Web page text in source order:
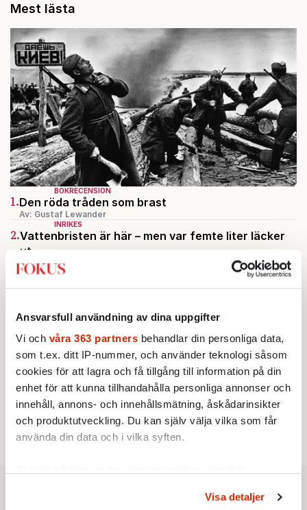
Ansvarsfull användning av dina uppgifter
Vi och våra 363 partners behandlar din personliga data,
som t.ex. ditt IP-nummer, och använder teknologi såsom
cookies för att lagra och få tillgång till information på din
enhet för att kunna tillhandahålla personliga annonser och
innehåll, annons- och innehållsmätning, åskådarinsikter
och produktutveckling. Du kan själv välja vilka som får
använda din data och i vilka syften.
Du kan ändra eller dra tillbaka ditt samtycke när som
Visa detaljer
Mest lästa
BOKRECENSION
1.Den röda tråden som brast
Av: Gustaf Lewander
INRIKES
2.Vattenbristen är här – men var femte liter läcker
ut
Av: Susanne Gäre
KRÖNIKA
Frans Wachtmeister:Ja, AC är ett hot mot den
KRÖNIKA
4.Nina Lekander:På ”Kommunisthögskolan” drömde
alla om att vara arbetarklass
STICKET
5.Bitte Assarmo:
Sagan om den lågbegåvade
ursprungsbefolkningen i Filipstad
KRÖNIKA
6.Sakine Madon:Efter islamistdådet oroar sig
vänstern för Agnes Wold